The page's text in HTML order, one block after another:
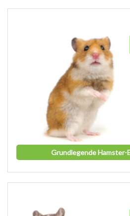
Grundlegende Hamster-